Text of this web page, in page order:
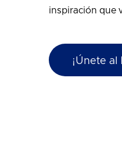
inspiración que
¡Únete al